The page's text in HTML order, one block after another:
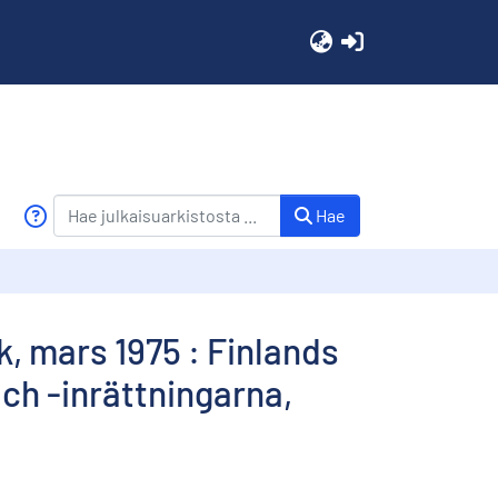
Hae
1975 : Finlands
-inrättningarna,